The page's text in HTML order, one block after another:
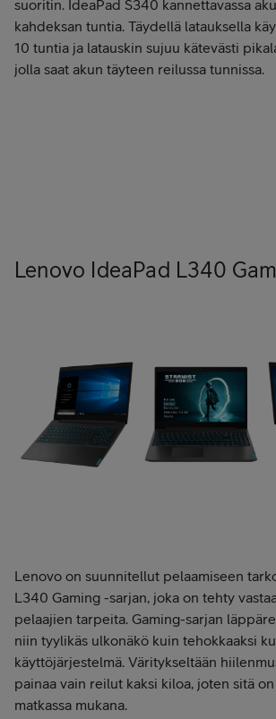
suoritin. IdeaPad S340 kannettavassa
kahdeksan tuntia. Täydellä latauksella
10 tuntia ja latauskin sujuu kätevästi
jolla saat akun täyteen reilussa tunnissa.
Lenovo IdeaPad L340
Lenovo on suunnitellut pelaamiseen
L340 Gaming -sarjan, joka on tehty
pelaajien tarpeita. Gaming-sarjan
niin tyylikäs ulkonäkö kuin tehokkaaksi
käyttöjärjestelmä. Väritykseltään
painaa vain reilut kaksi kiloa, joten sitä
matkassa mukana.